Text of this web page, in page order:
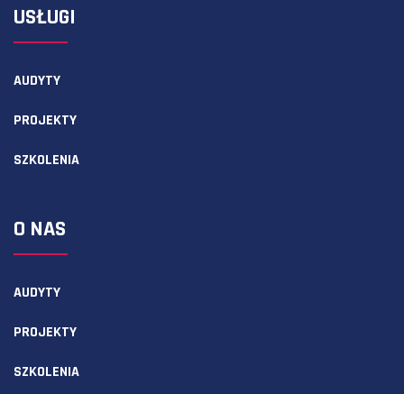
USŁUGI
AUDYTY
PROJEKTY
SZKOLENIA
O NAS
AUDYTY
PROJEKTY
SZKOLENIA